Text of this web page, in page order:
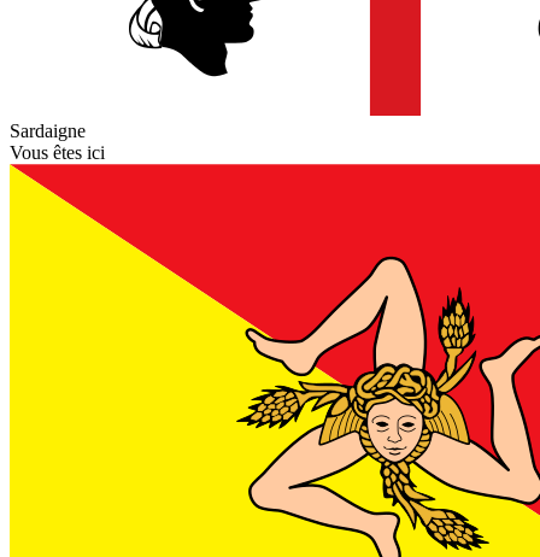
Sardaigne
Vous êtes ici